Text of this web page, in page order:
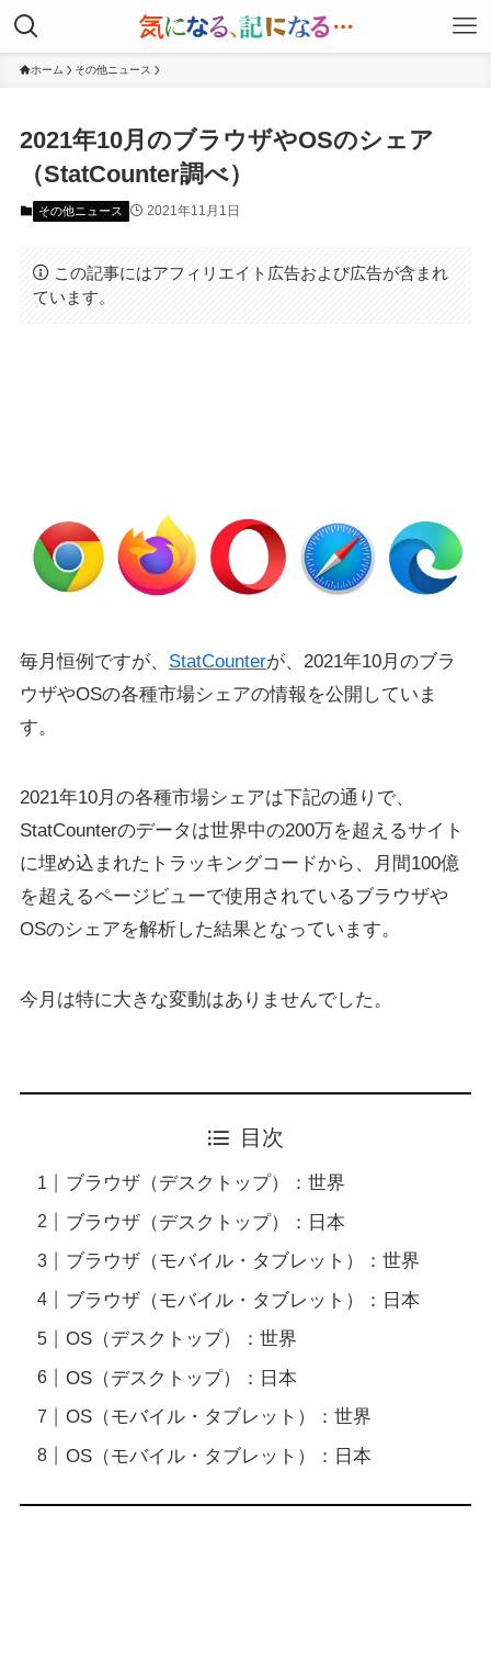
ホーム その他ニュース
2021年10月のブラウザやOSのシェア
（StatCounter調べ）
その他ニュース 2021年11月1日
この記事にはアフィリエイト広告および広告が含まれ
ています。
毎月恒例ですが、 StatCounterが、2021年10月のブラ
ウザやOSの各種市場シェアの情報を公開していま
す。
2021年10月の各種市場シェアは下記の通りで、
StatCounterのデータは世界中の200万を超えるサイト
に埋め込まれたトラッキングコードから、月間100億
を超えるページビューで使用されているブラウザや
OSのシェアを解析した結果となっています。
今月は特に大きな変動はありませんでした。
目次
ブラウザ（デスクトップ）：世界
ブラウザ（デスクトップ）：日本
ブラウザ（モバイル・タブレット）：世界
ブラウザ（モバイル・タブレット）：日本
OS（デスクトップ）：世界
OS（デスクトップ）：日本
OS（モバイル・タブレット）：世界
OS（モバイル・タブレット）：日本